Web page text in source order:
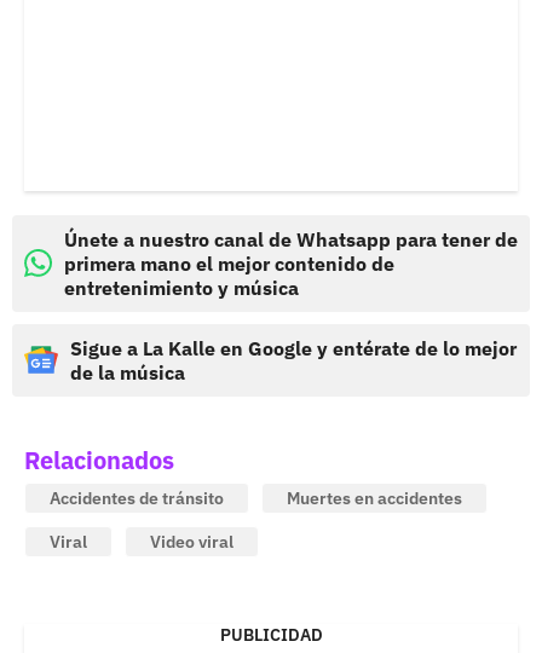
Únete a nuestro canal de Whatsapp para tener de
primera mano el mejor contenido de
entretenimiento y música
Sigue a La Kalle en Google y entérate de lo mejor
de la música
Relacionados
Accidentes de tránsito
Muertes en accidentes
Viral
Video viral
PUBLICIDAD